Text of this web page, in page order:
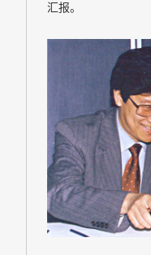
汇报。